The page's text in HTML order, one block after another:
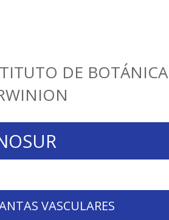
DE BOTÁNICA
VASCULARES